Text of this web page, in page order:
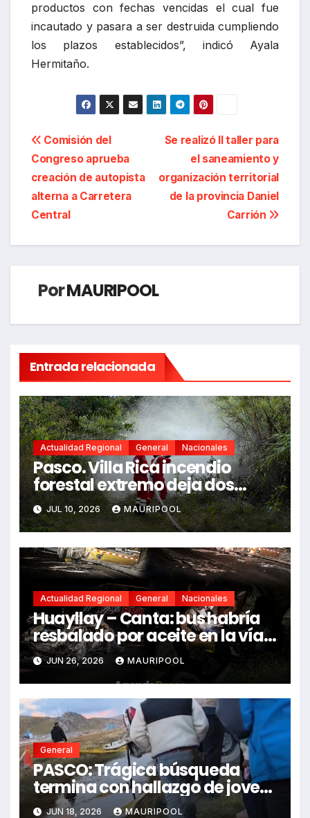
productos con fechas vencidas el cual fue
incautado y pasara a ser destruida cumpliendo
los plazos establecidos”, indicó Ayala
Hermitaño.
Navegación
de
entradas
Se realizó II taller para
el saneamiento y
organización territorial
de la provincia Daniel
Carrión
Comisión del
Congreso aprueba
creación de autopista
alterna a Carretera
Central
PorMAURIPOOL
Entrada relacionada
Actualidad Regional General Nacionales
Pasco. Villa Rica incendio
forestal extremo deja dos
fallecidos y heridos
JUL 10, 2026 MAURIPOOL
Actualidad Regional General Nacionales
Huayllay – Canta: bus habría
resbalado por aceite en la vía e
impactó auto siniestrado
dejando dos fallecidos
JUN 26, 2026 MAURIPOOL
General
PASCO: Trágica búsqueda
termina con hallazgo de joven
sin vida en Rancas
JUN 18, 2026 MAURIPOOL